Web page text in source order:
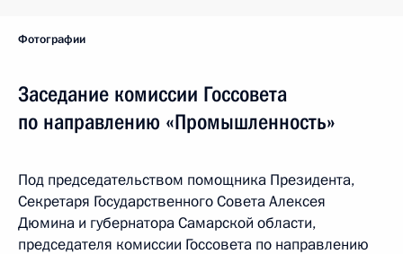
Фотографии
Заседание комиссии Госсовета
по направлению «Промышленность»
Под председательством помощника Президента,
Секретаря Государственного Совета Алексея
Дюмина и губернатора Самарской области,
председателя комиссии Госсовета по направлению